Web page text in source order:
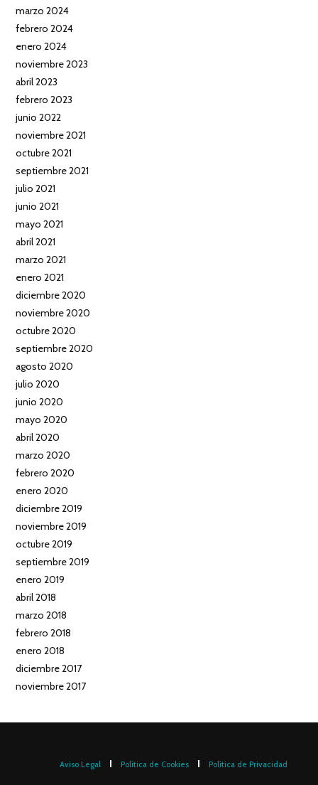
marzo 2024
febrero 2024
enero 2024
noviembre 2023
abril 2023
febrero 2023
junio 2022
noviembre 2021
octubre 2021
septiembre 2021
julio 2021
junio 2021
mayo 2021
abril 2021
marzo 2021
enero 2021
diciembre 2020
noviembre 2020
octubre 2020
septiembre 2020
agosto 2020
julio 2020
junio 2020
mayo 2020
abril 2020
marzo 2020
febrero 2020
enero 2020
diciembre 2019
noviembre 2019
octubre 2019
septiembre 2019
enero 2019
abril 2018
marzo 2018
febrero 2018
enero 2018
diciembre 2017
noviembre 2017
Aviso Legal Política de Cookies Política de Privacidad